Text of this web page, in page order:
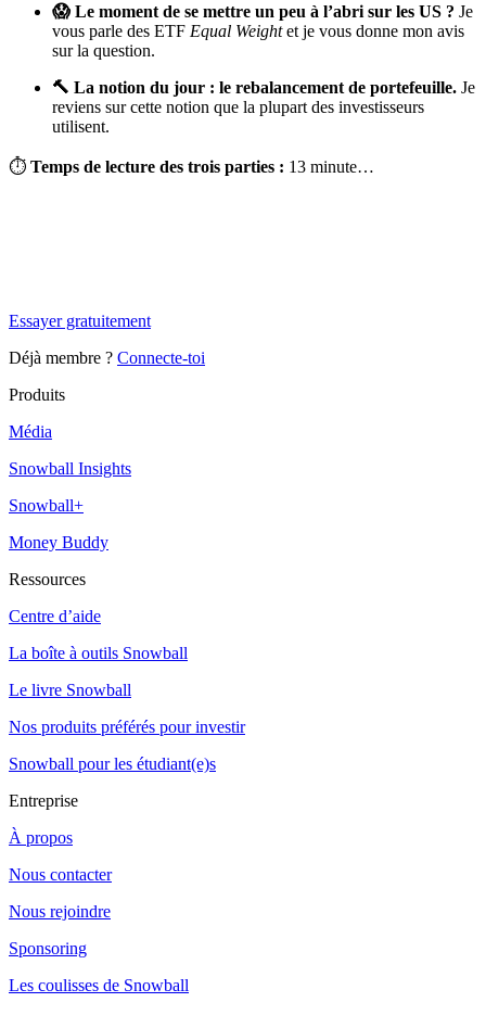
😱 Le moment de se mettre un peu à l’abri sur les US ? Je
vous parle des ETF Equal Weightet je vous donne mon avis
sur la question.
🔨 La notion du jour : le rebalancement de portefeuille. Je
reviens sur cette notion que la plupart des investisseurs
utilisent.
⏱ Temps de lecture des trois parties : 13 minute…
Essayer gratuitement
Déjà membre ? Connecte-toi
Produits
Média
Snowball Insights
Snowball+
Money Buddy
Ressources
Centre d’aide
La boîte à outils Snowball
Le livre Snowball
Nos produits préférés pour investir
Snowball pour les étudiant(e)s
Entreprise
À propos
Nous contacter
Nous rejoindre
Sponsoring
Les coulisses de Snowball